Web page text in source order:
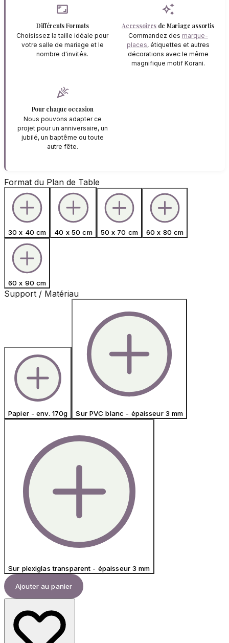
aspect_ratio
Différents Formats
Choisissez la taille idéale pour
votre salle de mariage et le
nombre d'invités.
auto_awesome
Accessoires de Mariage assortis
Commandez des marque-
places, étiquettes et autres
décorations avec le même
magnifique motif Korani.
celebration
Pour chaque occasion
Nous pouvons adapter ce
projet pour un anniversaire, un
jubilé, un baptême ou toute
autre fête.
Format du Plan de Table
30 x 40 cm 40 x 50 cm 50 x 70 cm 60 x 80 cm
60 x 90 cm
Support / Matériau
Papier - env. 170g Sur PVC blanc - épaisseur 3 mm
Sur plexiglas transparent - épaisseur 3 mm
Ajouter au panier